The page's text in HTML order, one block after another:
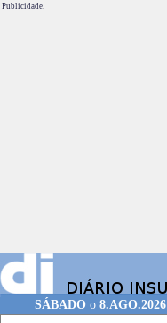
Publicidade.
SÁBADOo 8.AGO.2026